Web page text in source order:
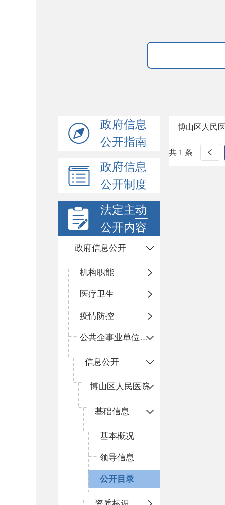
政府信息
公开指南
政府信息
公开制度
法定主动
公开内容
政府信息公开
机构职能
医疗卫生
疫情防控
公共企事业单位信息公开
信息公开
​博山区人民医院
基础信息
基本概况
领导信息
公开目录
博山区人民
共 1 条